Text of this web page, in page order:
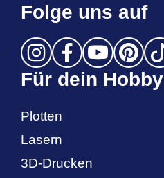
Folge uns auf
Für dein Hobby
Plotten
Lasern
3D-Drucken